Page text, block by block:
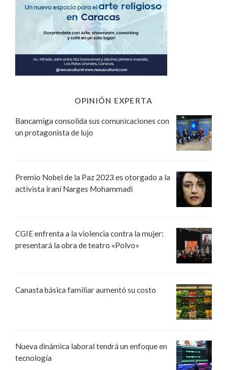
OPINIÓN EXPERTA
Bancamiga consolida sus comunicaciones con
un protagonista de lujo
Premio Nobel de la Paz 2023 es otorgado a la
activista iraní Narges Mohammadi
CGIE enfrenta a la violencia contra la mujer:
presentará la obra de teatro «Polvo»
Canasta básica familiar aumentó su costo
Nueva dinámica laboral tendrá un enfoque en
tecnología